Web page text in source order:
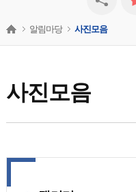
사진모음
알림마당 사진모음